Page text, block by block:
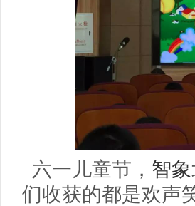
六一儿童节， 智象
们收获的都是欢声